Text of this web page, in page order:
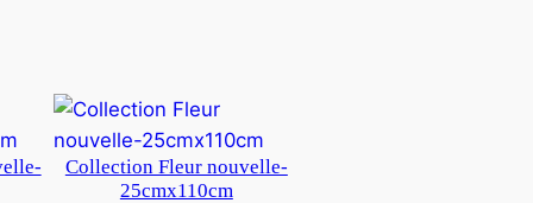
Collection Fleur nouvelle-
25cmx110cm